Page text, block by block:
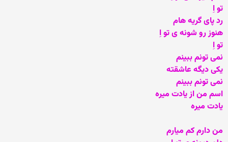
تو اِ
رد پای گریه هام
هنوز رو شونه ی تو اِ
تو اِ
نمی تونم ببینم
یکی دیگه عاشقته
نمی تونم ببینم
اسم من از یادت میره
یادت میره
من دارم کم میارم